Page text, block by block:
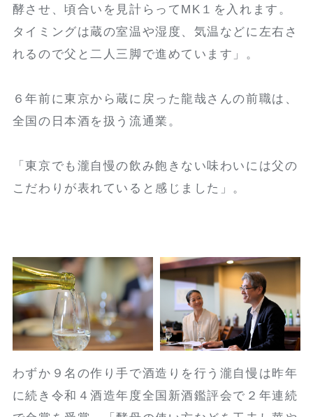
酵させ、頃合いを見計らってMK１を入れます。
タイミングは蔵の室温や湿度、気温などに左右さ
れるので父と二人三脚で進めています」。
６年前に東京から蔵に戻った龍哉さんの前職は、
全国の日本酒を扱う流通業。
「東京でも瀧自慢の飲み飽きない味わいには父の
こだわりが表れていると感じました」。
わずか９名の作り手で酒造りを行う瀧自慢は昨年
に続き令和４酒造年度全国新酒鑑評会で２年連続